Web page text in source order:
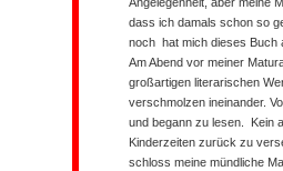
Angelegenheit, aber meine
dass ich damals schon so
noch hat mich dieses Buch
Am Abend vor meiner
großartigen literarischen
verschmolzen ineinander.
und begann zu lesen. Kein
Kinderzeiten zurück zu
schloss meine mündliche